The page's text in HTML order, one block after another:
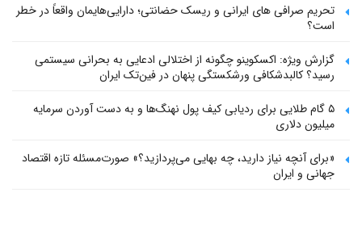
تحریم صرافی های ایرانی و ریسک حضانتی؛ دارایی‌هایمان واقعاً در خطر
است؟
گزارش ویژه: اکسکوینو چگونه از اختلالی ادعایی به بحرانی سیستمی
رسید؟ کالبدشکافی ورشکستگی پنهان در فین‌تک ایران
۵ گام طلایی برای ردیابی کیف پول‌ نهنگ‌ها و به دست آوردن سرمایه
میلیون دلاری
«برای آنچه نیاز دارید، چه بهایی می‌پردازید؟» صورت‌مسئله تازه اقتصاد
جهانی و ایران